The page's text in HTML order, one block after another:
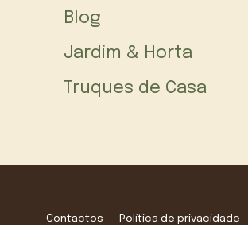
Blog
Jardim & Horta
Truques de Casa
Contactos Política de privacidade